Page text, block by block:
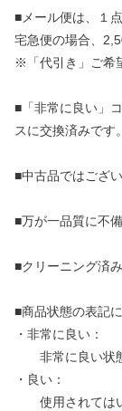
■メール便は、１
宅急便の場合、
※「代引き」ご希
■「非常に良い」
スに交換済みです。
■中古品ではござ
■万が一品質に不
■クリーニング済み
■商品状態の表記
・非常に良い：
非常に良い状態
・良い：
使用されてはい